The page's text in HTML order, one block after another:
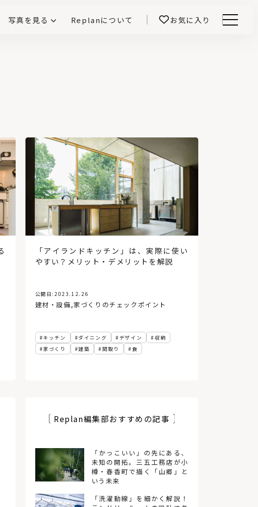
写真を見る Replanについて お気に入り
「アイランドキッチン」は、実際に使い
やすい？メリット・デメリットを解説
公開日:2023.12.26
建材・設備,家づくりのチェックポイント
キッチン ダイニング デザイン
収納
家づくり
建築 間取り 食
Replan編集部おすすめの記事
「かっこいい」の先にある、
未知の開拓。三五工務店が小
樽・春香町で描く「山郷」と
いう未来
「洗濯動線」を細かく解説！